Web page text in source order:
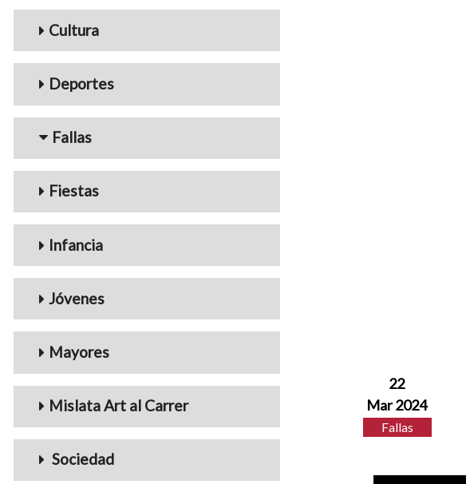
Cultura
Deportes
Fallas
Fiestas
Infancia
Jóvenes
Mayores
Mislata Art al Carrer
Sociedad
22
Mar 2024
Fallas